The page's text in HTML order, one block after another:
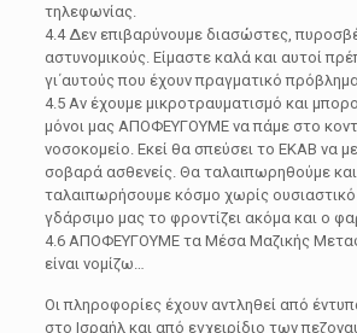
τηλεφωνίας.
4.4 Δεν επιβαρύνουμε διασώστες,
αστυνομικούς. Είμαστε καλά και αυτοί
γι΄αυτούς που έχουν πραγματικό
4.5 Αν έχουμε μικροτραυματισμό και
μόνοι μας ΑΠΟΦΕΥΓΟΥΜΕ να πάμε στο
νοσοκομείο. Εκεί θα σπεύσει το ΕΚΑΒ να
σοβαρά ασθενείς. Θα ταλαιπωρηθούμε
ταλαιπωρήσουμε κόσμο χωρίς
γδάρσιμο μας το φροντίζει ακόμα και ο
4.6 ΑΠΟΦΕΥΓΟΥΜΕ τα Μέσα Μαζικής
είναι νομίζω…
Oι πληροφορίες έχουν αντληθεί από
στο Ισραήλ και από εγχειρίδιο των